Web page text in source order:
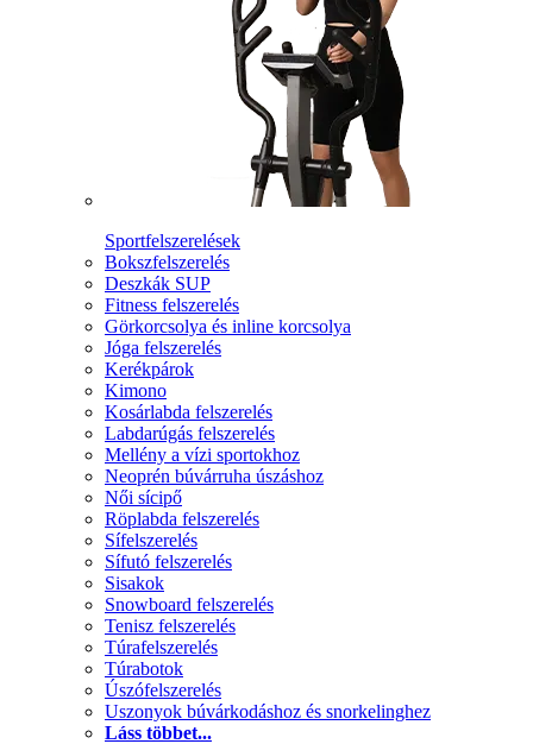
Sportfelszerelések
Bokszfelszerelés
Deszkák SUP
Fitness felszerelés
Görkorcsolya és inline korcsolya
Jóga felszerelés
Kerékpárok
Kimono
Kosárlabda felszerelés
Labdarúgás felszerelés
Mellény a vízi sportokhoz
Neoprén búvárruha úszáshoz
Női sícipő
Röplabda felszerelés
Sífelszerelés
Sífutó felszerelés
Sisakok
Snowboard felszerelés
Tenisz felszerelés
Túrafelszerelés
Túrabotok
Úszófelszerelés
Uszonyok búvárkodáshoz és snorkelinghez
Láss többet...